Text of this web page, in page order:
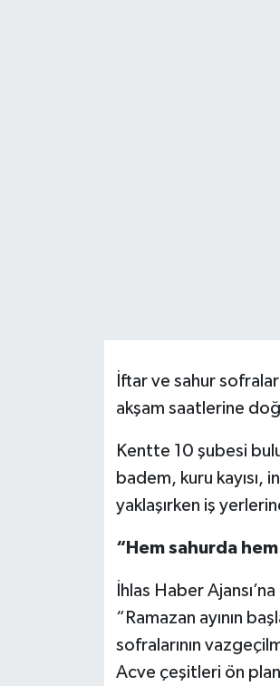
İftar ve sahur
akşam saatlerine
Kentte 10 şubesi
badem, kuru
yaklaşırken iş
“Hem sahurda
İhlas Haber
“Ramazan ayının
sofralarının
Acve çeşitleri ön